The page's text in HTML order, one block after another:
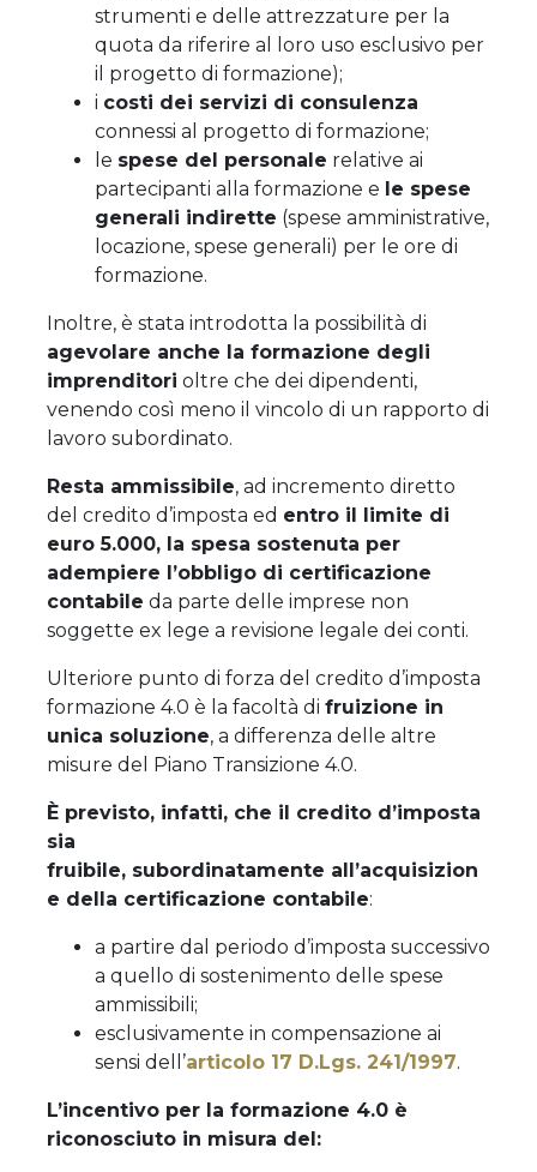
strumenti e delle attrezzature per la
quota da riferire al loro uso esclusivo per
il progetto di formazione);
i costi dei servizi di consulenza
connessi al progetto di formazione;
le spese del personale relative ai
partecipanti alla formazione e le spese
generali indirette (spese amministrative,
locazione, spese generali) per le ore di
formazione.
Inoltre, è stata introdotta la possibilità di
agevolare anche la formazione degli
imprenditori oltre che dei dipendenti,
venendo così meno il vincolo di un rapporto di
lavoro subordinato.
Resta ammissibile, ad incremento diretto
del credito d’imposta ed entro il limite di
euro 5.000, la spesa sostenuta per
adempiere l’obbligo di certificazione
contabile da parte delle imprese non
soggette ex lege a revisione legale dei conti.
Ulteriore punto di forza del credito d’imposta
formazione 4.0 è la facoltà di fruizione in
unica soluzione, a differenza delle altre
misure del Piano Transizione 4.0.
È previsto, infatti, che il credito d’imposta
sia
fruibile, subordinatamente all’acquisizion
e della certificazione contabile:
a partire dal periodo d’imposta successivo
a quello di sostenimento delle spese
ammissibili;
esclusivamente in compensazione ai
sensi dell’articolo 17 D.Lgs. 241/1997.
L’incentivo per la formazione 4.0 è
riconosciuto in misura del: